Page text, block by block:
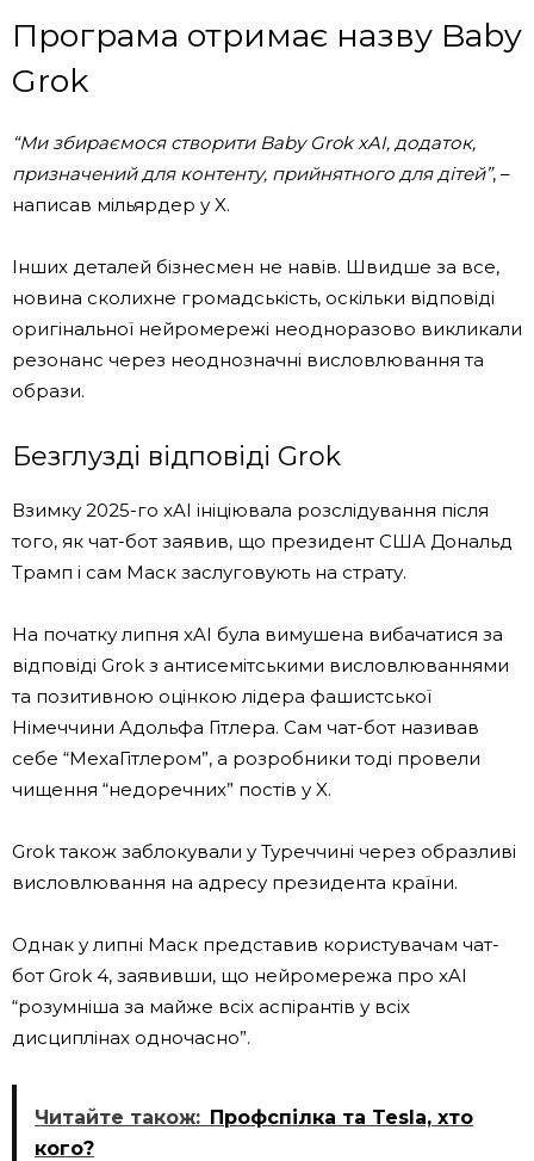
Програма отримає назву Baby
Grok
“Ми збираємося створити Baby Grok xAI, додаток,
призначений для контенту, прийнятного для дітей”, –
написав мільярдер у X.
Інших деталей бізнесмен не навів. Швидше за все,
новина сколихне громадськість, оскільки відповіді
оригінальної нейромережі неодноразово викликали
резонанс через неоднозначні висловлювання та
образи.
Безглузді відповіді Grok
Взимку 2025-го xAI ініціювала розслідування після
того, як чат-бот заявив, що президент США Дональд
Трамп і сам Маск заслуговують на страту.
На початку липня xAI була вимушена вибачатися за
відповіді Grok з антисемітськими висловлюваннями
та позитивною оцінкою лідера фашистської
Німеччини Адольфа Гітлера. Сам чат-бот називав
себе “МехаГітлером”, а розробники тоді провели
чищення “недоречних” постів у X.
Grok також заблокували у Туреччині через образливі
висловлювання на адресу президента країни.
Однак у липні Маск представив користувачам чат-
бот Grok 4, заявивши, що нейромережа про xAI
“розумніша за майже всіх аспірантів у всіх
дисциплінах одночасно”.
Читайте також: Профспілка та Tesla, хто
кого?